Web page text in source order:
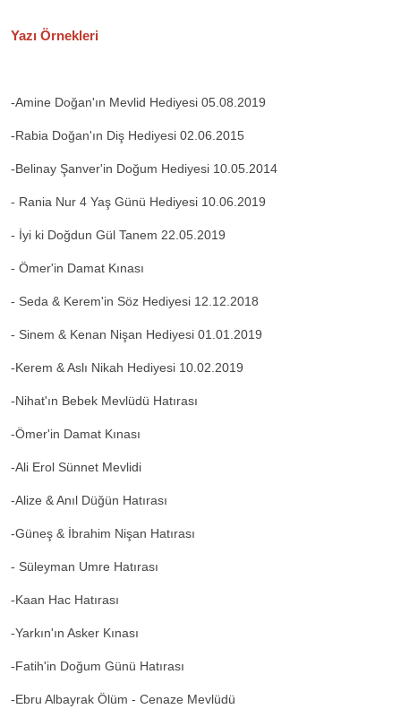
Yazı Örnekleri
-Amine Doğan'ın Mevlid Hediyesi 05.08.2019
-Rabia Doğan'ın Diş Hediyesi 02.06.2015
-Belinay Şanver'in Doğum Hediyesi 10.05.2014
- Rania Nur 4 Yaş Günü Hediyesi 10.06.2019
- İyi ki Doğdun Gül Tanem 22.05.2019
- Ömer'in Damat Kınası
- Seda & Kerem'in Söz Hediyesi 12.12.2018
- Sinem & Kenan Nişan Hediyesi 01.01.2019
-Kerem & Aslı Nikah Hediyesi 10.02.2019
-Nihat'ın Bebek Mevlüdü Hatırası
-Ömer'in Damat Kınası
-Ali Erol Sünnet Mevlidi
-Alize & Anıl Düğün Hatırası
-Güneş & İbrahim Nişan Hatırası
- Süleyman Umre Hatırası
-Kaan Hac Hatırası
-Yarkın'ın Asker Kınası
-Fatih'in Doğum Günü Hatırası
-Ebru Albayrak Ölüm - Cenaze Mevlüdü